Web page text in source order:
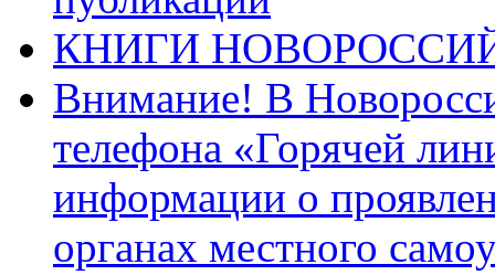
КНИГИ
Внимание! В
телефона «Горячей
информации о
органах местного